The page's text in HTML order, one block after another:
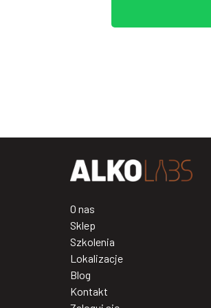
O nas
Sklep
Szkolenia
Lokalizacje
Blog
Kontakt